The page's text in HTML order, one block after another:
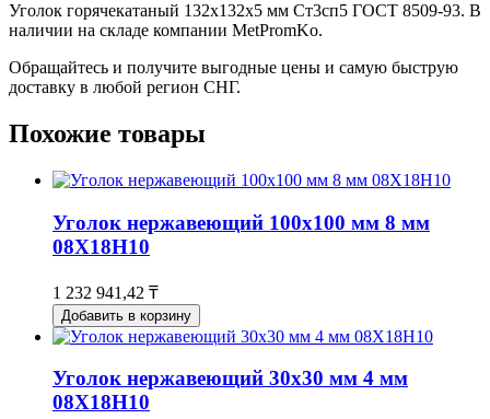
Уголок горячекатаный 132х132х5 мм Ст3сп5 ГОСТ 8509-93. В
наличии на складе компании MetPromKo.
Обращайтесь и получите выгодные цены и самую быструю
доставку в любой регион СНГ.
Похожие товары
Уголок нержавеющий 100x100 мм 8 мм
08Х18Н10
1 232 941,42 ₸
Добавить в корзину
Уголок нержавеющий 30x30 мм 4 мм
08Х18Н10